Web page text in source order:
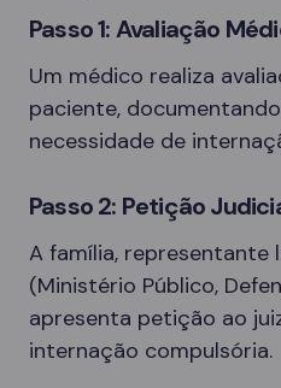
Passo 1: Avaliação
Um médico realiza
paciente,
necessidade de
Passo 2: Petição
A família, representante
(Ministério Público,
apresenta petição ao
internação compulsória.